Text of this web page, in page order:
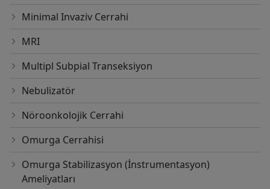
Minimal Invaziv Cerrahi
MRI
Multipl Subpial Transeksiyon
Nebulizatör
Nöroonkolojik Cerrahi
Omurga Cerrahisi
Omurga Stabilizasyon (İnstrumentasyon)
Ameliyatları